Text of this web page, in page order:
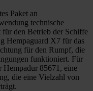
Paket an
technische
den Betrieb der Schiffe
Hempaguard X7 für das
für den Rumpf, die
funktioniert. Für
Hempadur 85671, eine
die eine Vielzahl von